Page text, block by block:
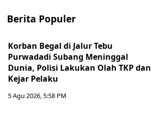
Berita Populer
Korban Begal di Jalur Tebu
Purwadadi Subang Meninggal
Dunia, Polisi Lakukan Olah TKP dan
Kejar Pelaku
5 Agu 2026, 5:58 PM